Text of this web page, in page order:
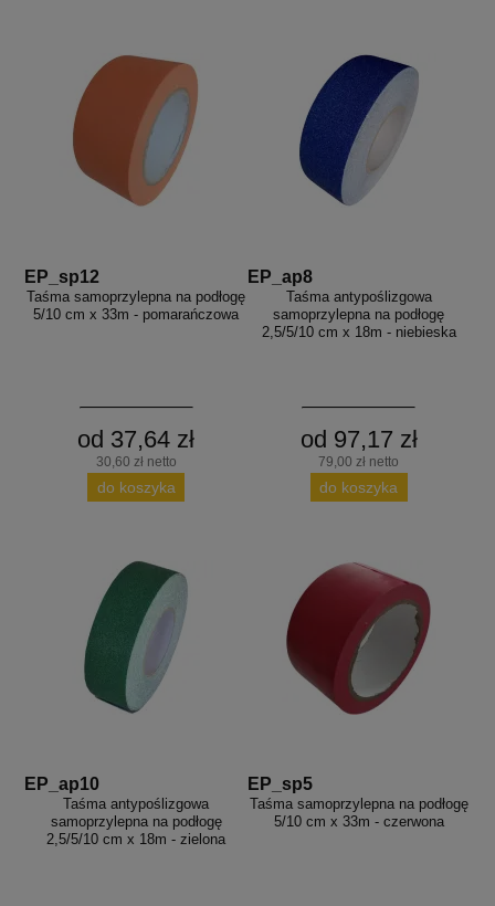
EP_sp12
Taśma samoprzylepna na podłogę
5/10 cm x 33m - pomarańczowa
od 37,64 zł
30,60 zł netto
do koszyka
EP_ap8
Taśma antypoślizgowa
samoprzylepna na podłogę
2,5/5/10 cm x 18m - niebieska
od 97,17 zł
79,00 zł netto
do koszyka
EP_ap10
Taśma antypoślizgowa
samoprzylepna na podłogę
2,5/5/10 cm x 18m - zielona
EP_sp5
Taśma samoprzylepna na podłogę
5/10 cm x 33m - czerwona